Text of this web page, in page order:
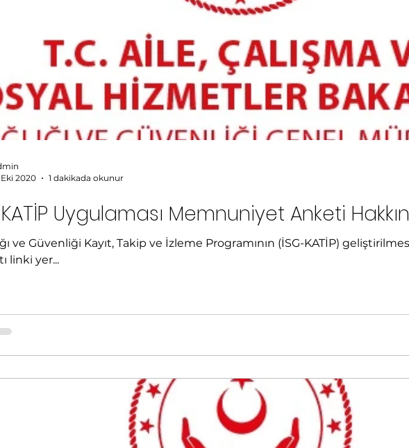
Uygulaması Memnuniyet Anketi
ve Güvenliği Kayıt, Takip ve İzleme Programının (İSG-KATİP)
linki yer...
Eki 2020
1 dakikada okunur